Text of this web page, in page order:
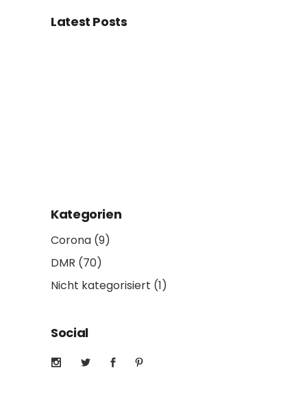
Latest Posts
Kategorien
Corona (9)
DMR (70)
Nicht kategorisiert (1)
Social